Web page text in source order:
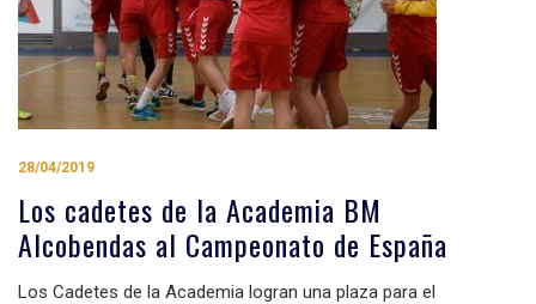
28/04/2019
Los cadetes de la Academia BM
Alcobendas al Campeonato de España
Los Cadetes de la Academia logran una plaza para el